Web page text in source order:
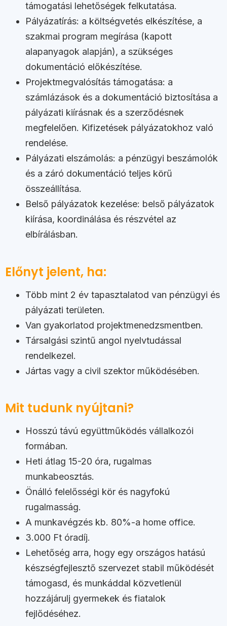
támogatási lehetőségek felkutatása.
Pályázatírás: a költségvetés elkészítése, a
szakmai program megírása (kapott
alapanyagok alapján), a szükséges
dokumentáció előkészítése.
Projektmegvalósítás támogatása: a
számlázások és a dokumentáció biztosítása a
pályázati kiírásnak és a szerződésnek
megfelelően. Kifizetések pályázatokhoz való
rendelése.
Pályázati elszámolás: a pénzügyi beszámolók
és a záró dokumentáció teljes körű
összeállítása.
Belső pályázatok kezelése: belső pályázatok
kiírása, koordinálása és részvétel az
elbírálásban.
Előnyt jelent, ha:
Több mint 2 év tapasztalatod van pénzügyi és
pályázati területen.
Van gyakorlatod projektmenedzsmentben.
Társalgási szintű angol nyelvtudással
rendelkezel.
Jártas vagy a civil szektor működésében.
Mit tudunk nyújtani?
Hosszú távú együttműködés vállalkozói
formában.
Heti átlag 15-20 óra, rugalmas
munkabeosztás.
Önálló felelősségi kör és nagyfokú
rugalmasság.
A munkavégzés kb. 80%-a home office.
3.000 Ft óradíj.
Lehetőség arra, hogy egy országos hatású
készségfejlesztő szervezet stabil működését
támogasd, és munkáddal közvetlenül
hozzájárulj gyermekek és fiatalok
fejlődéséhez.